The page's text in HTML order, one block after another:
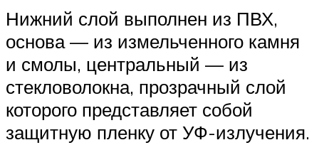
Нижний слой выполнен из ПВХ,
основа — из измельченного камня
и смолы, центральный — из
стекловолокна, прозрачный слой
которого представляет собой
защитную пленку от УФ-излучения.